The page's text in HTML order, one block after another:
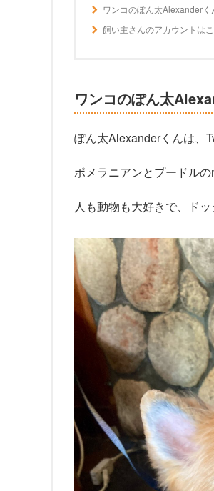
ワンコのぽん太Alexanderく
飼い主さんのアカウントはこ
ワンコのぽん太
ぽん太Alexanderくんは、
ポメラニアンとプードルの
人も動物も大好きで、ド